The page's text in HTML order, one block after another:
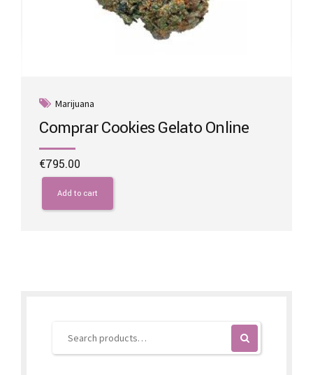
Marijuana
Comprar Cookies Gelato Online
€795.00
Add to cart